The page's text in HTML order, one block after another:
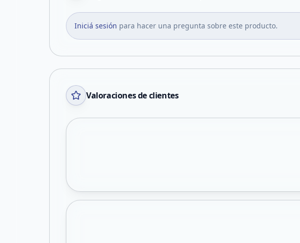
Iniciá sesión para hacer una pregunta sobre este producto.
Valoraciones de clientes